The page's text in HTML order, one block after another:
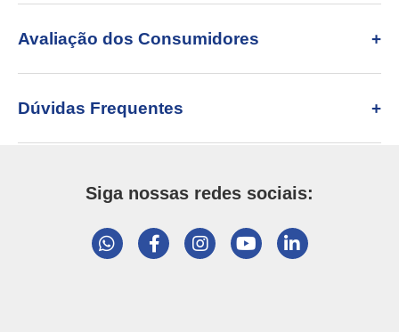
Avaliação dos Consumidores
Dúvidas Frequentes
Siga nossas redes sociais: